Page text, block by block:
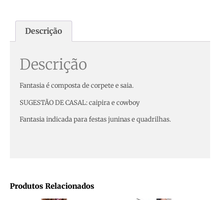
Produtos Relacionados
Descrição
Descrição
Fantasia é composta de corpete e saia.
SUGESTÃO DE CASAL: caipira e cowboy
Fantasia indicada para festas juninas e quadrilhas.